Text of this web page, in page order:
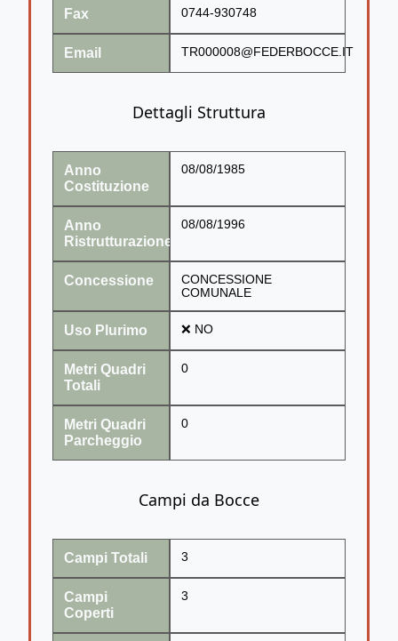
Fax 0744-930748
Email TR000008@FEDERBOCCE.IT
Dettagli Struttura
Anno
Costituzione
08/08/1985
Anno
Ristrutturazione
08/08/1996
Concessione
CONCESSIONE
COMUNALE
Uso Plurimo ❌ NO
Metri Quadri
Totali
0
Metri Quadri
Parcheggio
0
Campi da Bocce
Campi Totali 3
Campi
Coperti
3